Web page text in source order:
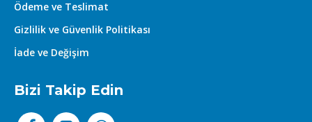
Ödeme ve Teslimat
Gizlilik ve Güvenlik Politikası
İade ve Değişim
Bizi Takip Edin